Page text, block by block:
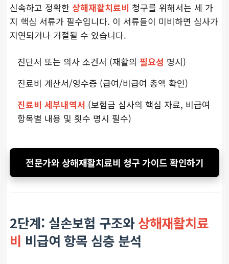
신속하고 정확한 상해재활치료비 청구를 위해서는 세 가
지 핵심 서류가 필수입니다. 이 서류들이 미비하면 심사가
지연되거나 거절될 수 있습니다.
진단서 또는 의사 소견서 (재활의 필요성 명시)
진료비 계산서/영수증 (급여/비급여 총액 확인)
진료비 세부내역서 (보험금 심사의 핵심 자료, 비급여
항목별 내용 및 횟수 명시 필수)
전문가와 상해재활치료비 청구 가이드 확인하기
2단계: 실손보험 구조와상해재활치료
비 비급여 항목 심층 분석